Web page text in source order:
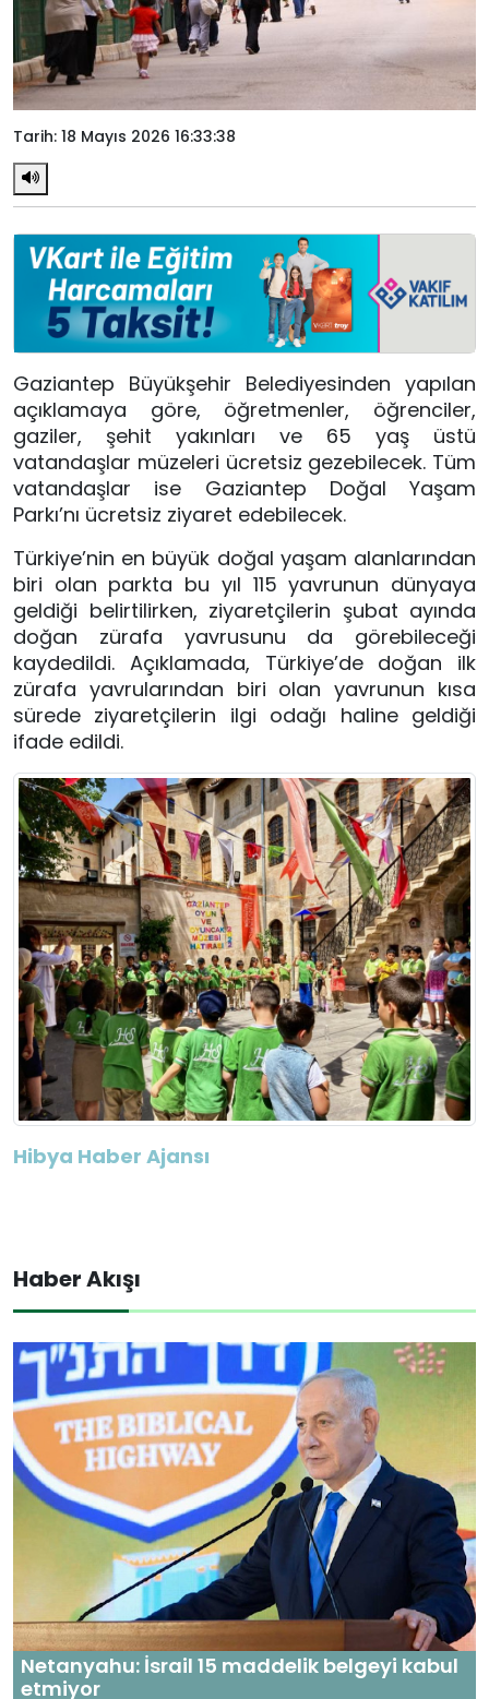
Tarih: 18 Mayıs 2026 16:33:38
Gaziantep Büyükşehir Belediyesinden yapılan
açıklamaya göre, öğretmenler, öğrenciler,
gaziler, şehit yakınları ve 65 yaş üstü
vatandaşlar müzeleri ücretsiz gezebilecek. Tüm
vatandaşlar ise Gaziantep Doğal Yaşam
Parkı’nı ücretsiz ziyaret edebilecek.
Türkiye’nin en büyük doğal yaşam alanlarından
biri olan parkta bu yıl 115 yavrunun dünyaya
geldiği belirtilirken, ziyaretçilerin şubat ayında
doğan zürafa yavrusunu da görebileceği
kaydedildi. Açıklamada, Türkiye’de doğan ilk
zürafa yavrularından biri olan yavrunun kısa
sürede ziyaretçilerin ilgi odağı haline geldiği
ifade edildi.
Hibya Haber Ajansı
Haber Akışı
Netanyahu: İsrail 15 maddelik belgeyi kabul
etmiyor